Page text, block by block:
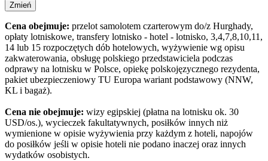
Zmień
Cena obejmuje: przelot samolotem czarterowym do/z Hurghady,
opłaty lotniskowe, transfery lotnisko - hotel - lotnisko, 3,4,7,8,10,11,
14 lub 15 rozpoczętych dób hotelowych, wyżywienie wg opisu
zakwaterowania, obsługę polskiego przedstawiciela podczas
odprawy na lotnisku w Polsce, opiekę polskojęzycznego rezydenta,
pakiet ubezpieczeniowy TU Europa wariant podstawowy (NNW,
KL i bagaż).
Cena nie obejmuje: wizy egipskiej (płatna na lotnisku ok. 30
USD/os.), wycieczek fakultatywnych, posiłków innych niż
wymienione w opisie wyżywienia przy każdym z hoteli, napojów
do posiłków jeśli w opisie hoteli nie podano inaczej oraz innych
wydatków osobistych.